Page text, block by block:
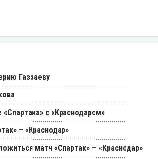
Газзаеву
с «Краснодаром»
– «Краснодар»
матч «Спартак» — «Краснодар»